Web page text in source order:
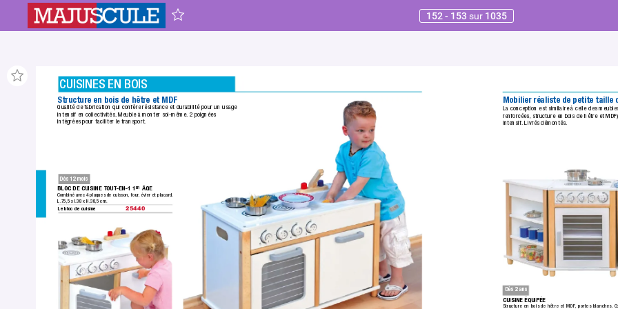
152 - 153 sur 1035
Structure en bois de hêtre et MDF
Qualité de fabrication qui confère résistance et durabilité pour un usage
intensif en collectivités. Meuble à monter soi-même. 2 poignées
intégrées pour faciliter le transport.
CUISINES EN BOIS
Dès 12 mois
BLOC DE CUISINE TOUT-EN-1 1 ER ÂGE
Combiné avec 4 plaques de cuisson, four, évier et placard.
L.75,5 x l.38 x H.38,5 cm.
Le bloc de cuisine 25440
Mobilier réaliste de petite taille
La conception est similaire à celle des
renforcées, structure en bois de hêtre et
intensif. Livrés démontés.
Dès 2 ans
CUISINE ÉQUIPÉE
Structure en bois de hêtre et MDF, portes blanches.